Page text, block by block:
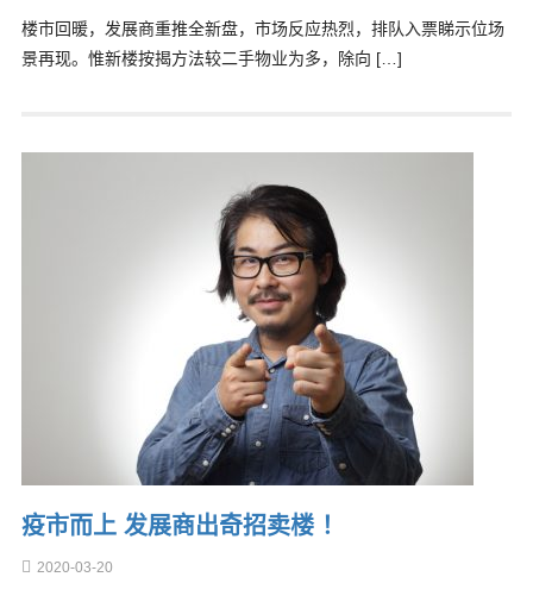
楼市回暖，发展商重推全新盘，市场反应热烈，排队入票睇示位场
景再现。惟新楼按揭方法较二手物业为多，除向 […]
疫市而上 发展商出奇招卖楼 ！
2020-03-20